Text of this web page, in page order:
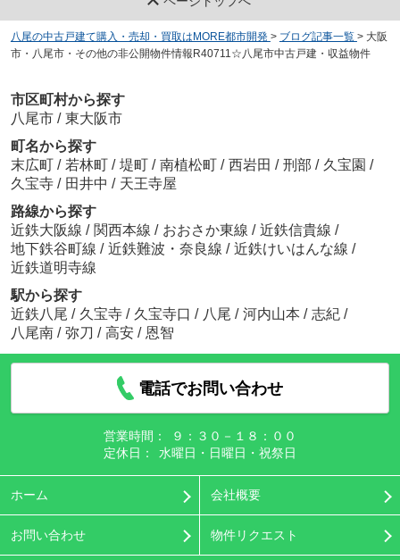
八尾の中古戸建て購入・売却・買取はMORE都市開発 > ブログ記事一覧 > 大阪
市・八尾市・その他の非公開物件情報R40711☆八尾市中古戸建・収益物件
市区町村から探す
八尾市 / 東大阪市
町名から探す
末広町 / 若林町 / 堤町 / 南植松町 / 西岩田 / 刑部 / 久宝園 /
久宝寺 / 田井中 / 天王寺屋
路線から探す
近鉄大阪線 / 関西本線 / おおさか東線 / 近鉄信貴線 /
地下鉄谷町線 / 近鉄難波・奈良線 / 近鉄けいはんな線 /
近鉄道明寺線
駅から探す
近鉄八尾 / 久宝寺 / 久宝寺口 / 八尾 / 河内山本 / 志紀 /
八尾南 / 弥刀 / 高安 / 恩智
電話でお問い合わせ
営業時間：
９：３０－１８：００
定休日：
水曜日・日曜日・祝祭日
ホーム 会社概要
お問い合わせ 物件リクエスト